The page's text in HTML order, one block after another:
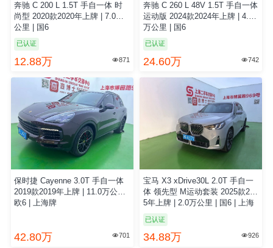
奔驰 C 200 L 1.5T 手自一体 时
尚型 2020款2020年上牌 | 7.0万
公里 | 国6
已认证
12.88万 871
奔驰 C 260 L 48V 1.5T 手自一体
运动版 2024款2024年上牌 | 4.0
万公里 | 国6
已认证
24.60万 742
保时捷 Cayenne 3.0T 手自一体
2019款2019年上牌 | 11.0万公里 |
欧6 | 上海牌
42.80万 701
宝马 X3 xDrive30L 2.0T 手自一
体 领先型 M运动套装 2025款202
5年上牌 | 2.0万公里 | 国6 | 上海
已认证
34.88万 926